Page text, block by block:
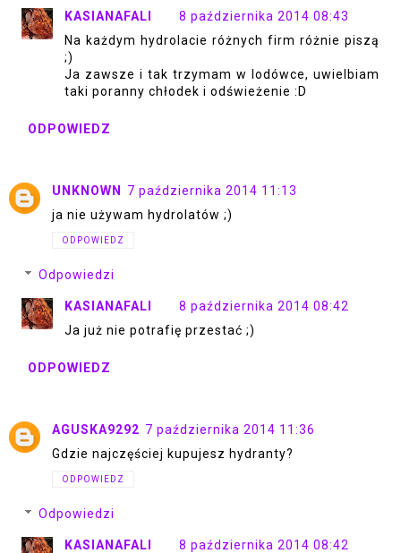
KASIANAFALI
8 października 2014 08:43
Na każdym hydrolacie różnych firm różnie piszą
;)
Ja zawsze i tak trzymam w lodówce, uwielbiam
taki poranny chłodek i odświeżenie :D
ODPOWIEDZ
UNKNOWN
7 października 2014 11:13
ja nie używam hydrolatów ;)
ODPOWIEDZ
Odpowiedzi
KASIANAFALI
8 października 2014 08:42
Ja już nie potrafię przestać ;)
ODPOWIEDZ
AGUSKA9292 7 października 2014 11:36
Gdzie najczęściej kupujesz hydranty?
ODPOWIEDZ
Odpowiedzi
KASIANAFALI
8 października 2014 08:42